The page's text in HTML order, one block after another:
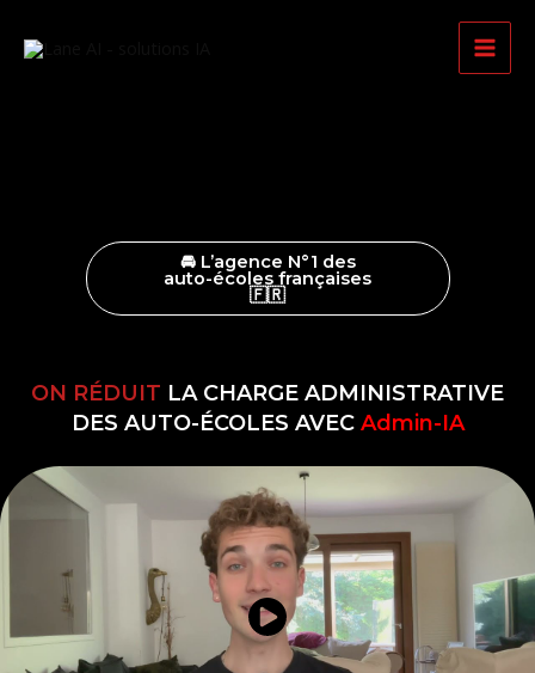
Main
🚘 L’agence N°1 des
auto-écoles françaises
🇫🇷
ON RÉDUIT LA CHARGE ADMINISTRATIVE
DES AUTO-ÉCOLES AVECAdmin-IA